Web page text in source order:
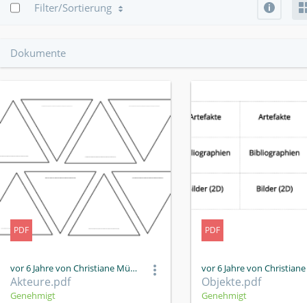
Filter/Sortierung
Dokumente
PDF
vor 6 Jahre von Christiane Müller
Akteure.pdf
Genehmigt
PDF
Objekte.pdf
Genehmigt